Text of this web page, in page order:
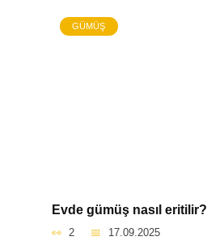
GÜMÜŞ
Evde gümüş nasıl eritilir?
2 17.09.2025